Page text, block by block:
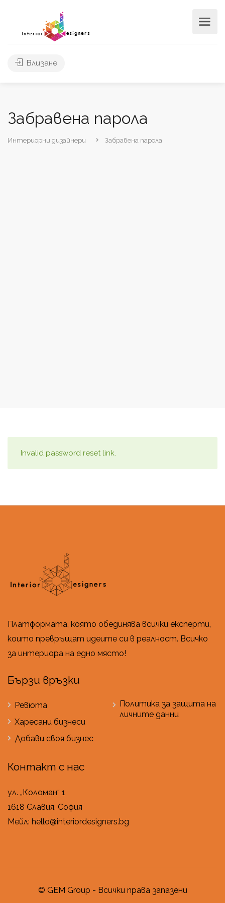
Влизане
Забравена парола
Интериорни дизайнери Забравена парола
Invalid password reset link.
Платформата, която обединява всички експерти,
които превръщат идеите си в реалност. Всичко
за интериора на едно място!
Бързи връзки
Ревюта
Харесани бизнеси
Добави своя бизнес
Политика за защита на
личните данни
Контакт с нас
ул. „Коломан“ 1
1618 Славия, София
Мейл: hello@interiordesigners.bg
© GEM Group - Всички права запазени